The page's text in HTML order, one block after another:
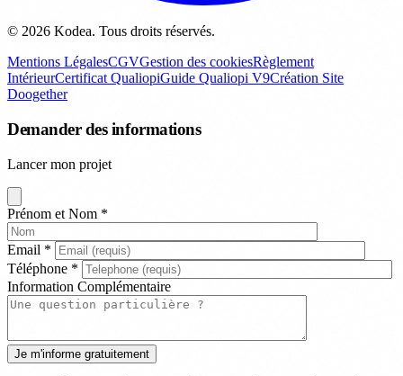
© 2026 Kodea. Tous droits réservés.
Mentions LégalesCGVGestion des cookiesRèglement
IntérieurCertificat QualiopiGuide Qualiopi V9Création Site
Doogether
Demander des informations
Lancer mon projet
Prénom et Nom *
Email *
Téléphone *
Information Complémentaire